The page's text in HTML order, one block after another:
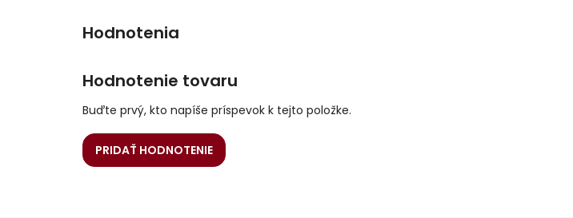
Hodnotenie tovaru
Buďte prvý, kto napíše príspevok k tejto položke.
PRIDAŤ HODNOTENIE